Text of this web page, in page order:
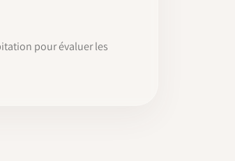
pour évaluer les